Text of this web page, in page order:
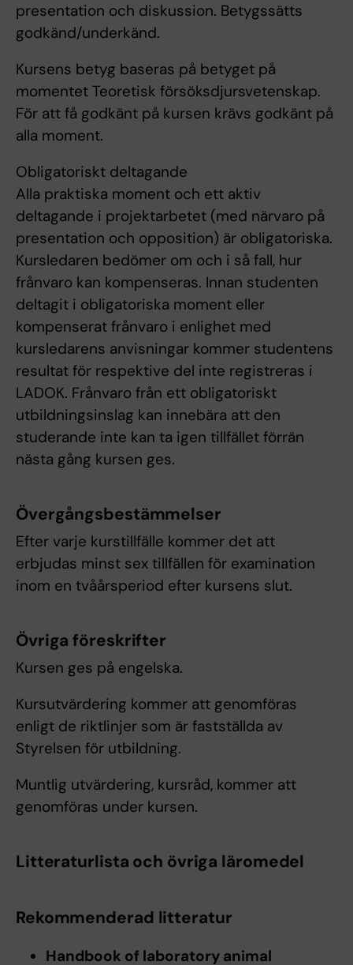
presentation och diskussion. Betygssätts
godkänd/underkänd.
Kursens betyg baseras på betyget på
momentet Teoretisk försöksdjursvetenskap.
För att få godkänt på kursen krävs godkänt på
alla moment.
Obligatoriskt deltagande
Alla praktiska moment och ett aktiv
deltagande i projektarbetet (med närvaro på
presentation och opposition) är obligatoriska.
Kursledaren bedömer om och i så fall, hur
frånvaro kan kompenseras. Innan studenten
deltagit i obligatoriska moment eller
kompenserat frånvaro i enlighet med
kursledarens anvisningar kommer studentens
resultat för respektive del inte registreras i
LADOK. Frånvaro från ett obligatoriskt
utbildningsinslag kan innebära att den
studerande inte kan ta igen tillfället förrän
nästa gång kursen ges.
Övergångsbestämmelser
Efter varje kurstillfälle kommer det att
erbjudas minst sex tillfällen för examination
inom en tvåårsperiod efter kursens slut.
Övriga föreskrifter
Kursen ges på engelska.
Kursutvärdering kommer att genomföras
enligt de riktlinjer som är fastställda av
Styrelsen för utbildning.
Muntlig utvärdering, kursråd, kommer att
genomföras under kursen.
Litteraturlista och övriga läromedel
Rekommenderad litteratur
Handbook of laboratory animal